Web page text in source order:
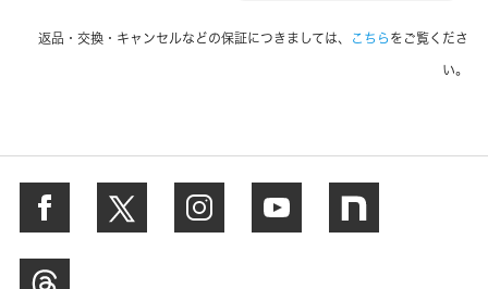
返品・交換・キャンセルなどの保証につきましては、 こちら をご覧くださ
い。